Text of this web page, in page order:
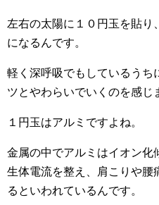
左右の太陽に１０円玉を貼
になるんです。
軽く深呼吸でもしているうち
ツとやわらいでいくのを感じ
１円玉はアルミですよね。
金属の中でアルミはイオン化
生体電流を整え、肩こりや腰
るといわれているんです。